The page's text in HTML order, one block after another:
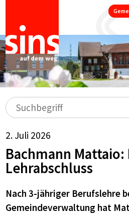
Direkt zum Inhalt springen
Suchbegriff
2. Juli 2026
Bachmann
Lehrabschluss
Nach 3-jähriger Berufslehre
Gemeindeverwaltung hat